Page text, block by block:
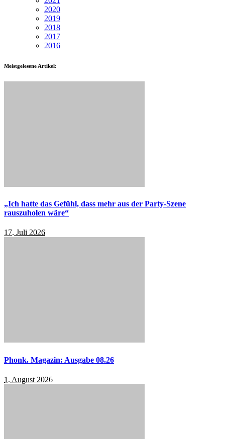
2020
2019
2018
2017
2016
Meistgelesene Artikel:
„Ich hatte das Gefühl, dass mehr aus der Party-Szene
rauszuholen wäre“
17. Juli 2026
Phonk. Magazin: Ausgabe 08.26
1. August 2026